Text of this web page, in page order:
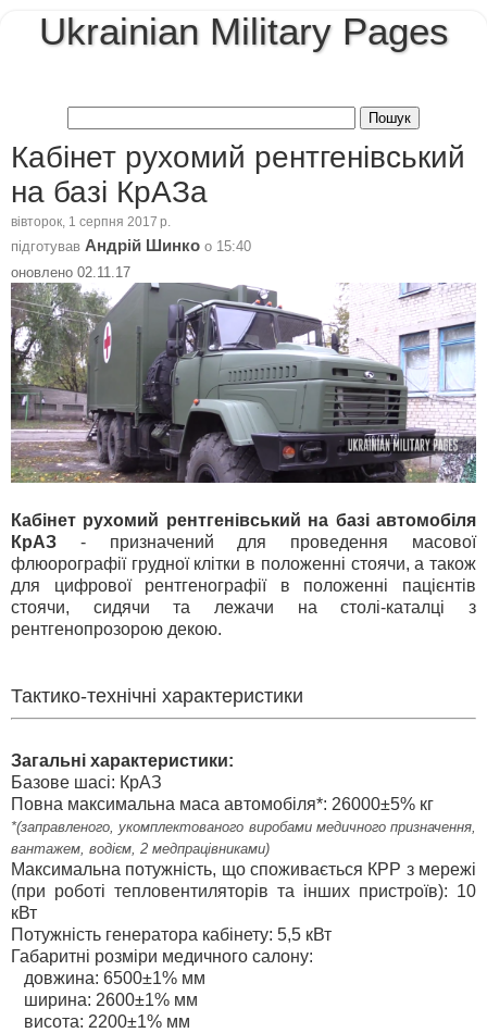
Ukrainian Military Pages
Кабінет рухомий рентгенівський
на базі КрАЗа
вівторок, 1 серпня 2017 р.
підготував Андрій Шинко о 15:40
оновлено 02.11.17
Кабінет рухомий рентгенівський на базі автомобіля
КрАЗ - призначений для проведення масової
флюорографії грудної клітки в положенні стоячи, а також
для цифрової рентгенографії в положенні пацієнтів
стоячи, сидячи та лежачи на столі-каталці з
рентгенопрозорою декою.
Тактико-технічні характеристики
Загальні характеристики:
Базове шасі: КрАЗ
Повна максимальна маса автомобіля*: 26000±5% кг
*(заправленого, укомплектованого виробами медичного призначення,
вантажем, водієм, 2 медпрацівниками)
Максимальна потужність, що споживається КРР з мережі
(при роботі тепловентиляторів та інших пристроїв): 10
кВт
Потужність генератора кабінету: 5,5 кВт
Габаритні розміри медичного салону:
довжина: 6500±1% мм
ширина: 2600±1% мм
висота: 2200±1% мм